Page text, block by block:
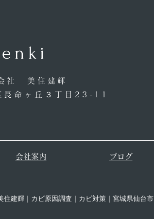
社 美住建輝
命ヶ丘３丁目23-11
会社案内 ​ブログ
建輝｜カビ原因調査｜カビ対策｜宮城県仙台市